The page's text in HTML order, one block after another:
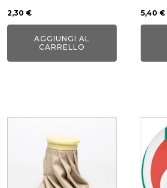
2,30 €
AGGIUNGI AL
CARRELLO
5,40 €